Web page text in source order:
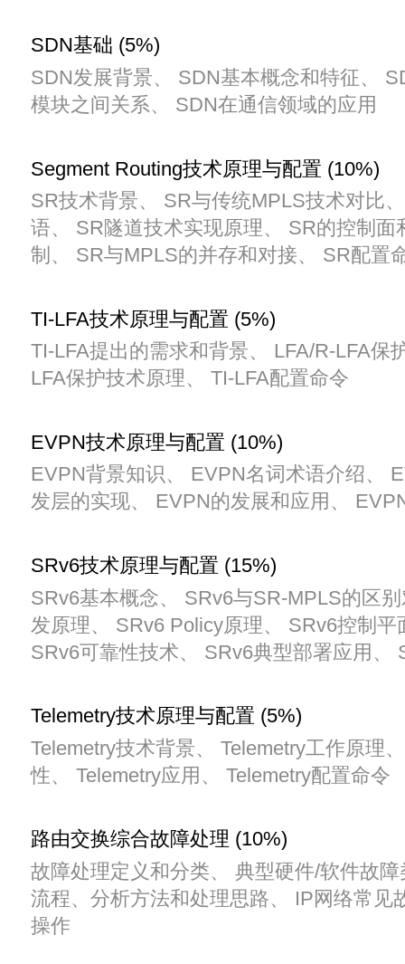
SDN基础 (5%)
SDN发展背景、 SDN基本概念和特征、
模块之间关系、 SDN在通信领域的应用
Segment Routing技术原理与配置 (10%)
SR技术背景、 SR与传统MPLS技术对比
语、 SR隧道技术实现原理、 SR的控制面
制、 SR与MPLS的并存和对接、 SR配置
TI-LFA技术原理与配置 (5%)
TI-LFA提出的需求和背景、 LFA/R-LFA保
LFA保护技术原理、 TI-LFA配置命令
EVPN技术原理与配置 (10%)
EVPN背景知识、 EVPN名词术语介绍、
发层的实现、 EVPN的发展和应用、
SRv6技术原理与配置 (15%)
SRv6基本概念、 SRv6与SR-MPLS的区
发原理、 SRv6 Policy原理、 SRv6控制平
SRv6可靠性技术、 SRv6典型部署应用、
Telemetry技术原理与配置 (5%)
Telemetry技术背景、 Telemetry工作原理
性、 Telemetry应用、 Telemetry配置命令
路由交换综合故障处理 (10%)
故障处理定义和分类、 典型硬件/软件故
流程、分析方法和处理思路、 IP网络常见
操作